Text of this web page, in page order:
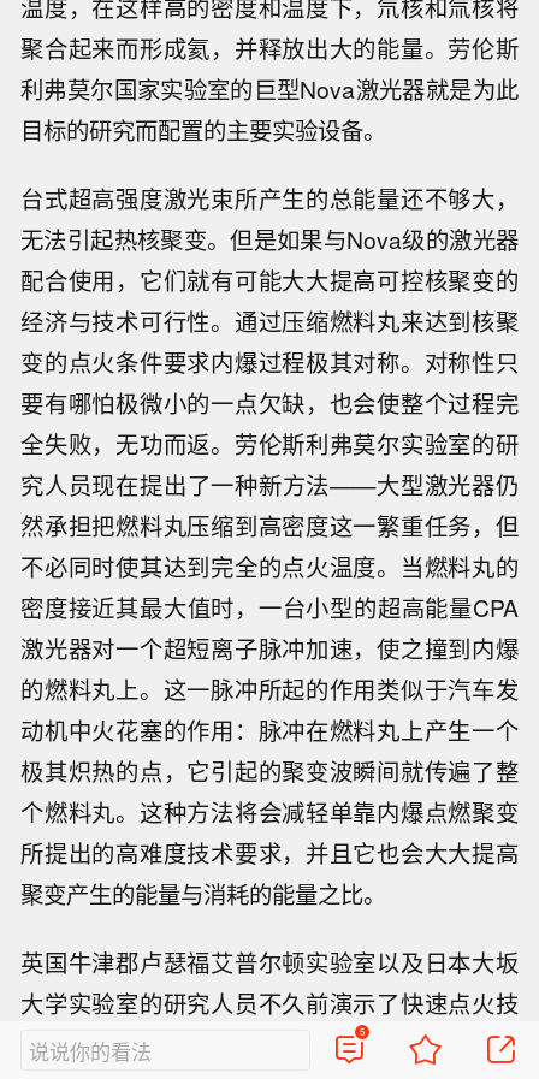
温度，在这样高的密度和温度下，氘核和氚核将
聚合起来而形成氦，并释放出大的能量。劳伦斯
利弗莫尔国家实验室的巨型Nova激光器就是为此
目标的研究而配置的主要实验设备。
台式超高强度激光束所产生的总能量还不够大，
无法引起热核聚变。但是如果与Nova级的激光器
配合使用，它们就有可能大大提高可控核聚变的
经济与技术可行性。通过压缩燃料丸来达到核聚
变的点火条件要求内爆过程极其对称。对称性只
要有哪怕极微小的一点欠缺，也会使整个过程完
全失败，无功而返。劳伦斯利弗莫尔实验室的研
究人员现在提出了一种新方法——大型激光器仍
然承担把燃料丸压缩到高密度这一繁重任务，但
不必同时使其达到完全的点火温度。当燃料丸的
密度接近其最大值时，一台小型的超高能量CPA
激光器对一个超短离子脉冲加速，使之撞到内爆
的燃料丸上。这一脉冲所起的作用类似于汽车发
动机中火花塞的作用：脉冲在燃料丸上产生一个
极其炽热的点，它引起的聚变波瞬间就传遍了整
个燃料丸。这种方法将会减轻单靠内爆点燃聚变
所提出的高难度技术要求，并且它也会大大提高
聚变产生的能量与消耗的能量之比。
英国牛津郡卢瑟福艾普尔顿实验室以及日本大坂
大学实验室的研究人员不久前演示了快速点火技
术的某些基本内容。但正如聚变研究史上提出的
说说你的看法
5